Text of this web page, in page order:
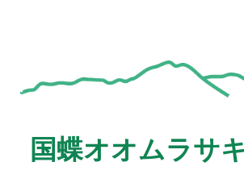
国蝶オオムラサ